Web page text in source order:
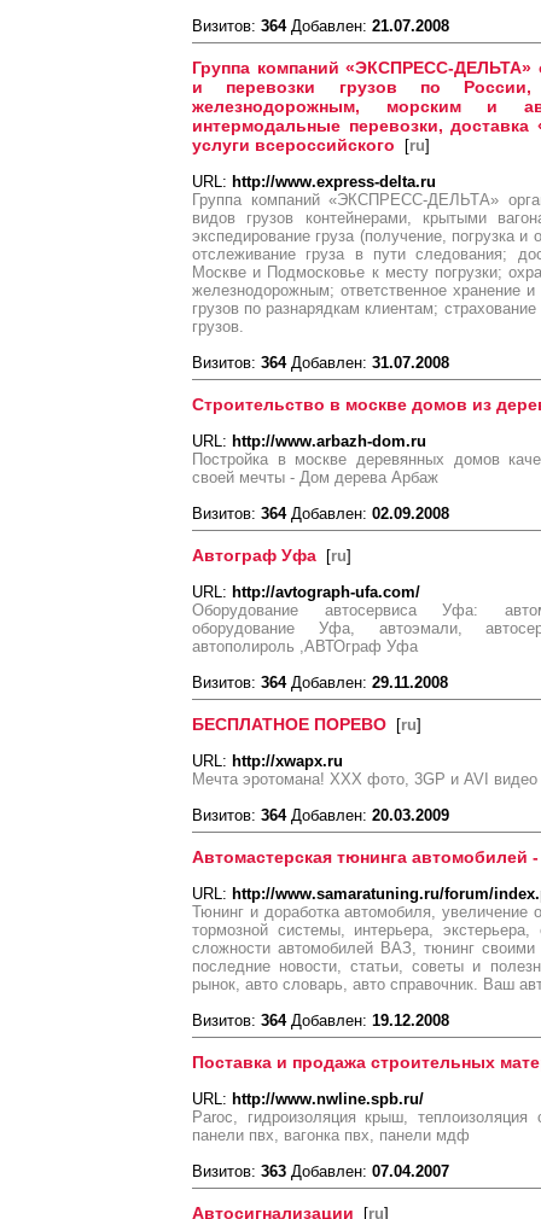
Визитов: 364Добавлен: 21.07.2008
Группа компаний «ЭКСПРЕСС-ДЕЛЬТА»
и перевозки грузов по России,
железнодорожным, морским и
интермодальные перевозки,
услуги всероссийского [ru]
URL: http://www.express-delta.ru
Группа компаний «ЭКСПРЕСС-ДЕЛЬТА»
видов грузов контейнерами, крытыми
экспедирование груза (получение, погрузка и
отслеживание груза в пути следования;
Москве и Подмосковье к месту погрузки;
железнодорожным; ответственное хранение
грузов по разнарядкам клиентам;
грузов.
Визитов: 364Добавлен: 31.07.2008
Строительство в москве домов из
URL: http://www.arbazh-dom.ru
Постройка в москве деревянных домов
своей мечты - Дом дерева Арбаж
Визитов: 364Добавлен: 02.09.2008
Автограф Уфа [ru]
URL: http://avtograph-ufa.com/
Оборудование автосервиса Уфа:
оборудование Уфа, автоэмали,
автополироль ,АВТОграф Уфа
Визитов: 364Добавлен: 29.11.2008
БЕСПЛАТНОЕ ПОРЕВО [ru]
URL: http://xwapx.ru
Мечта эротомана! XXX фото, 3GP и AVI
Визитов: 364Добавлен: 20.03.2009
Автомастерская тюнинга автомобилей
URL: http://www.samaratuning.ru/forum/
Тюнинг и доработка автомобиля, увеличение
тормозной системы, интерьера,
сложности автомобилей ВАЗ, тюнинг
последние новости, статьи, советы и
рынок, авто словарь, авто справочник. Ваш
Визитов: 364Добавлен: 19.12.2008
Поставка и продажа строительных
URL: http://www.nwline.spb.ru/
Paroc, гидроизоляция крыш,
панели пвх, вагонка пвх, панели мдф
Визитов: 363 Добавлен: 07.04.2007
Автосигнализации [ru]